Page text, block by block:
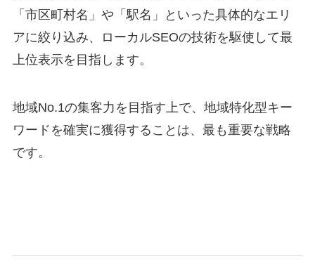
「市区町村名」や「駅名」といった具体的なエリ
アに絞り込み、ローカルSEOの技術を駆使して最
上位表示を目指します。
地域No.1の集客力を目指す上で、地域特化型キー
ワードを確実に獲得することは、最も重要な戦略
です。